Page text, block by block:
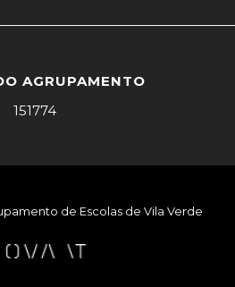
AGRUPAMENTO
151774
de Escolas de Vila Verde